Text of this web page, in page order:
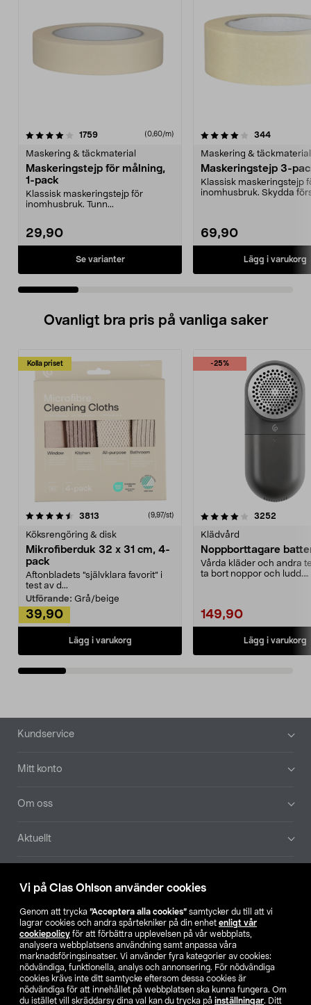
Vi på Clas Ohlson använder cookies
Genom att trycka ”Acceptera alla cookies” samtycker du till att vi
lagrar cookies och andra spårtekniker på din enhet enligt vår
cookiepolicy för att förbättra upplevelsen på vår webbplats,
analysera webbplatsens användning samt anpassa våra
marknadsföringsinsatser. Vi använder fyra kategorier av cookies:
nödvändiga, funktionella, analys och annonsering. För nödvändiga
cookies krävs inte ditt samtycke eftersom dessa cookies är
nödvändiga för att innehållet på webbplatsen ska kunna fungera. Om
du istället vill skräddarsy dina val kan du trycka på inställningar. Ditt
1759recensioner (0,60/m)
Maskering & täckmaterial
Maskeringstejp för målning,
1-pack
Klassisk maskeringstejp för
inomhusbruk. Tunn...
29,90
Se varianter
4.0 av 5 stjärnor 344
Maskering & täckmaterial
Maskeringstejp 3-
Klassisk maskeringstejp
inomhusbruk. Skydda
69,90
Lägg i varukorg
4.0 av 5 stjärnor
Ovanligt bra pris på vanliga saker
Kolla priset
3813 (9,97/st)
Köksrengöring & disk
Mikrofiberduk 32 x 31 cm, 4-
pack
Aftonbladets "självklara favorit” i
test av d...
Utförande: Grå/beige
39,90
Lägg i varukorg
-25%
4.0av 5 stjärnor 3252
Klädvård
Noppborttagare
Vårda kläder och andra
ta bort noppor och ludd.
149,90
Lägg i varukorg
4.5av 5 stjärnor
Sidfot
Kundservice
Mitt konto
Om oss
Aktuellt
Hitta butik
SE NO FI